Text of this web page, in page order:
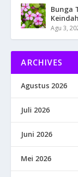
Bunga
Agu 3,
ARCHIVES
Agustus 2026
Juli 2026
Juni 2026
Mei 2026